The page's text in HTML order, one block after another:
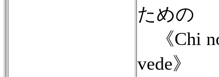
ための
《Chi
vede》